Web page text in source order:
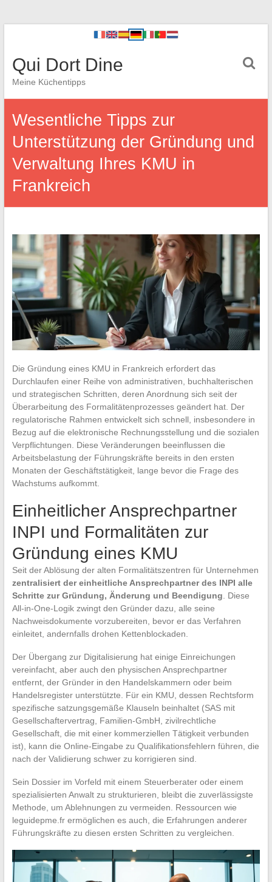
Qui Dort Dine
Meine Küchentipps
Wesentliche Tipps zur
Unterstützung der Gründung und
Verwaltung Ihres KMU in
Frankreich
Die Gründung eines KMU in Frankreich erfordert das
Durchlaufen einer Reihe von administrativen, buchhalterischen
und strategischen Schritten, deren Anordnung sich seit der
Überarbeitung des Formalitätenprozesses geändert hat. Der
regulatorische Rahmen entwickelt sich schnell, insbesondere in
Bezug auf die elektronische Rechnungsstellung und die sozialen
Verpflichtungen. Diese Veränderungen beeinflussen die
Arbeitsbelastung der Führungskräfte bereits in den ersten
Monaten der Geschäftstätigkeit, lange bevor die Frage des
Wachstums aufkommt.
Einheitlicher Ansprechpartner
INPI und Formalitäten zur
Gründung eines KMU
Seit der Ablösung der alten Formalitätszentren für Unternehmen
zentralisiert der einheitliche Ansprechpartner des INPI alle
Schritte zur Gründung, Änderung und Beendigung . Diese
All-in-One-Logik zwingt den Gründer dazu, alle seine
Nachweisdokumente vorzubereiten, bevor er das Verfahren
einleitet, andernfalls drohen Kettenblockaden.
Der Übergang zur Digitalisierung hat einige Einreichungen
vereinfacht, aber auch den physischen Ansprechpartner
entfernt, der Gründer in den Handelskammern oder beim
Handelsregister unterstützte. Für ein KMU, dessen Rechtsform
spezifische satzungsgemäße Klauseln beinhaltet (SAS mit
Gesellschaftervertrag, Familien-GmbH, zivilrechtliche
Gesellschaft, die mit einer kommerziellen Tätigkeit verbunden
ist), kann die Online-Eingabe zu Qualifikationsfehlern führen, die
nach der Validierung schwer zu korrigieren sind.
Sein Dossier im Vorfeld mit einem Steuerberater oder einem
spezialisierten Anwalt zu strukturieren, bleibt die zuverlässigste
Methode, um Ablehnungen zu vermeiden. Ressourcen wie
leguidepme.fr ermöglichen es auch, die Erfahrungen anderer
Führungskräfte zu diesen ersten Schritten zu vergleichen.